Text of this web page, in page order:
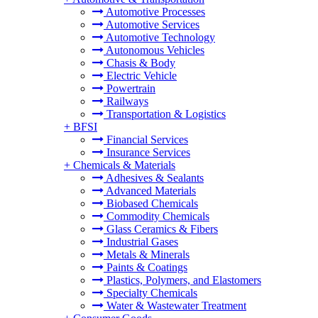
Automotive Processes
Automotive Services
Automotive Technology
Autonomous Vehicles
Chasis & Body
Electric Vehicle
Powertrain
Railways
Transportation & Logistics
+ BFSI
Financial Services
Insurance Services
+ Chemicals & Materials
Adhesives & Sealants
Advanced Materials
Biobased Chemicals
Commodity Chemicals
Glass Ceramics & Fibers
Industrial Gases
Metals & Minerals
Paints & Coatings
Plastics, Polymers, and Elastomers
Specialty Chemicals
Water & Wastewater Treatment